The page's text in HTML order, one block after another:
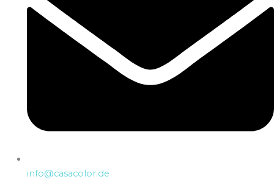
info@casacolor.de